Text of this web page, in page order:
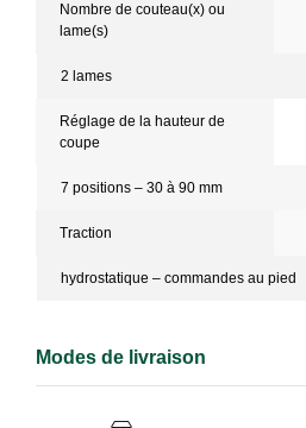
Nombre de couteau(x) ou
lame(s)
2 lames
Réglage de la hauteur de
coupe
7 positions – 30 à 90 mm
Traction
hydrostatique – commandes au pied
Modes de livraison